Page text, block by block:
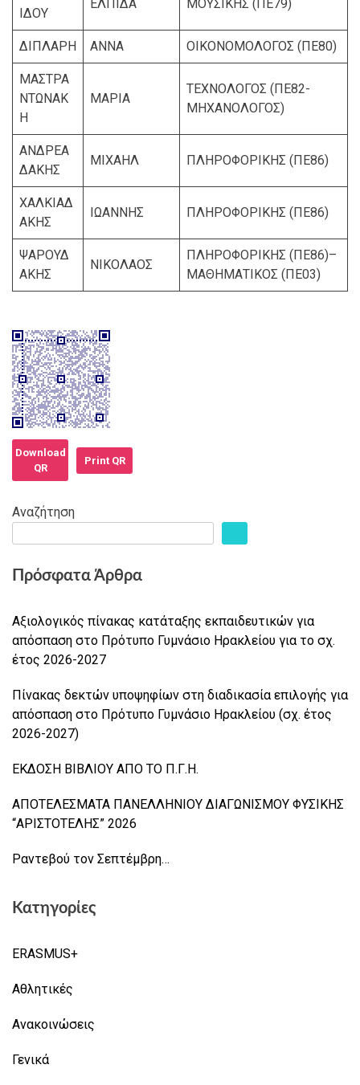
ΙΔΟΥ
ΕΛΠΙΔΑ ΜΟΥΣΙΚΗΣ (ΠΕ79)
ΔΙΠΛΑΡΗ ΑΝΝΑ ΟΙΚΟΝΟΜΟΛΟΓΟΣ (ΠΕ80)
ΜΑΣΤΡΑ
ΝΤΩΝΑΚ
Η
ΜΑΡΙΑ
ΤΕΧΝΟΛΟΓΟΣ (ΠΕ82-
ΜΗΧΑΝΟΛΟΓΟΣ)
ΑΝΔΡΕΑ
ΔΑΚΗΣ
ΜΙΧΑΗΛ ΠΛΗΡΟΦΟΡΙΚΗΣ (ΠΕ86)
ΧΑΛΚΙΑΔ
ΑΚΗΣ
ΙΩΑΝΝΗΣ ΠΛΗΡΟΦΟΡΙΚΗΣ (ΠΕ86)
ΨΑΡΟΥΔ
ΑΚΗΣ
ΝΙΚΟΛΑΟΣ
ΠΛΗΡΟΦΟΡΙΚΗΣ (ΠΕ86)–
ΜΑΘΗΜΑΤΙΚΟΣ (ΠΕ03)
Download
QR
Print QR
Αναζήτηση
Πρόσφατα Άρθρα
Αξιολογικός πίνακας κατάταξης εκπαιδευτικών για
απόσπαση στο Πρότυπο Γυμνάσιο Ηρακλείου για το σχ.
έτος 2026-2027
Πίνακας δεκτών υποψηφίων στη διαδικασία επιλογής για
απόσπαση στο Πρότυπο Γυμνάσιο Ηρακλείου (σχ. έτος
2026-2027)
ΕΚΔΟΣΗ ΒΙΒΛΙΟΥ ΑΠΟ ΤΟ Π.Γ.Η.
ΑΠΟΤΕΛΕΣΜΑΤΑ ΠΑΝΕΛΛΗΝΙΟΥ ΔΙΑΓΩΝΙΣΜΟΥ ΦΥΣΙΚΗΣ
“ΑΡΙΣΤΟΤΕΛΗΣ” 2026
Ραντεβού τον Σεπτέμβρη…
Κατηγορίες
ERASMUS+
Αθλητικές
Ανακοινώσεις
Γενικά